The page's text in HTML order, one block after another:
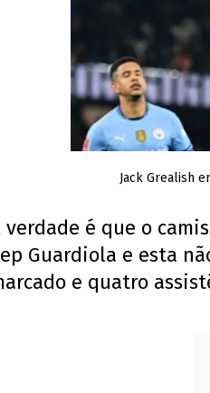
Jack Grealish
verdade é que o
Guardiola e esta
e quatro